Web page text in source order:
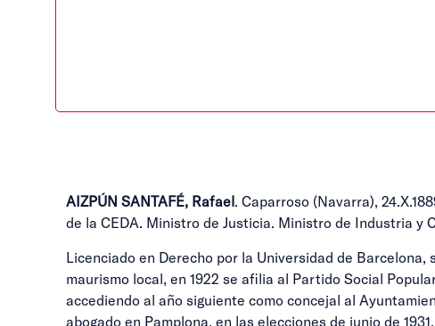
AIZPÚN SANTAFÉ, Rafael. Caparroso (Navarra),
de la CEDA. Ministro de Justicia. Ministro de Industria y
Licenciado en Derecho por la Universidad de
maurismo local, en 1922 se afilia al Partido Social
accediendo al año siguiente como concejal al
abogado en Pamplona, en las elecciones de junio de